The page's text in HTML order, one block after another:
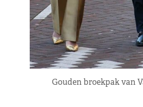
Gouden broekpak van